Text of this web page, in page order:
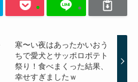
寒〜い夜はあったかいおう
ちで愛犬とサッポロポテト
祭り！食べまくった結果、
幸せすぎましたｗ